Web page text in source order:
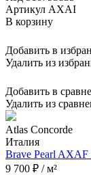
Артикул AXAI
В корзину
Добавить в
Удалить из
Добавить в
Удалить из
Atlas Concorde
Италия
Brave Pearl AXAF
9 700 ₽ / м²